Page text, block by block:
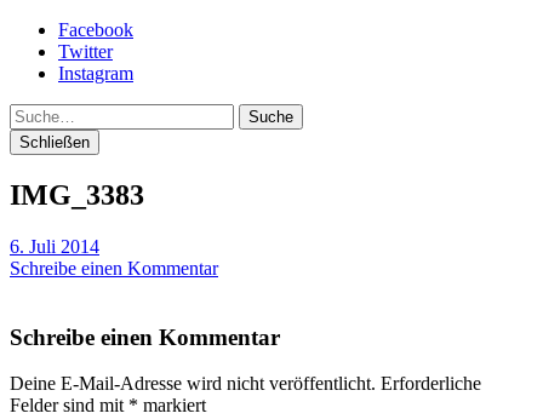
Facebook
Twitter
Instagram
Suche
Schließen
IMG_3383
6. Juli 2014
Schreibe einen Kommentar
Schreibe einen Kommentar
Deine E-Mail-Adresse wird nicht veröffentlicht. Erforderliche
Felder sind mit * markiert